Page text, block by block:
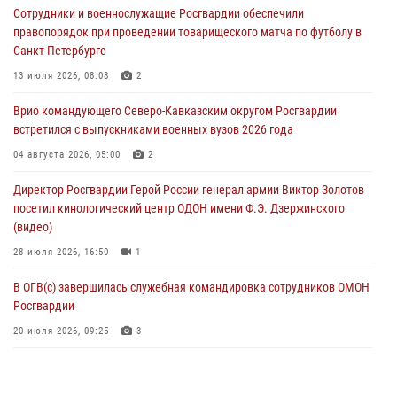
стен музея истории космонавтики в Калуге
08 августа 2026, 09:29 2
В Северо-Западном округе Росгвардии продолжаются мероприятия
08 августа 2026, 09:03 1
Росгвардейцы в ЛНР совершенствуют навыки тактической
08 августа 2026, 09:00
Сотрудники и военнослужащие Росгвардии обеспечили
правопорядок при проведении товарищеского матча по футболу в
Санкт-Петербурге
13 июля 2026, 08:08 2
Врио командующего Северо-Кавказским округом Росгвардии
встретился с выпускниками военных вузов 2026 года
04 августа 2026, 05:00 2
Директор Росгвардии Герой России генерал армии Виктор Золотов
посетил кинологический центр ОДОН имени Ф.Э. Дзержинского
(видео)
28 июля 2026, 16:50 1
В ОГВ(с) завершилась служебная командировка сотрудников ОМОН
Росгвардии
20 июля 2026, 09:25 3